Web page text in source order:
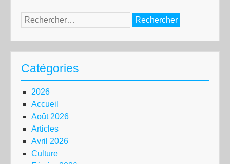
Rechercher :
Catégories
2026
Accueil
Août 2026
Articles
Avril 2026
Culture